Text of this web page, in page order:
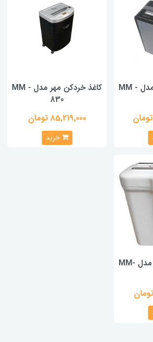
کاغذ خردکن مهر مدل MM -
کاغذ خردکن مهر مدل MM -
830
85,219,000 تومان
خرید
کاغذ خرد کن مهر مدل MM-